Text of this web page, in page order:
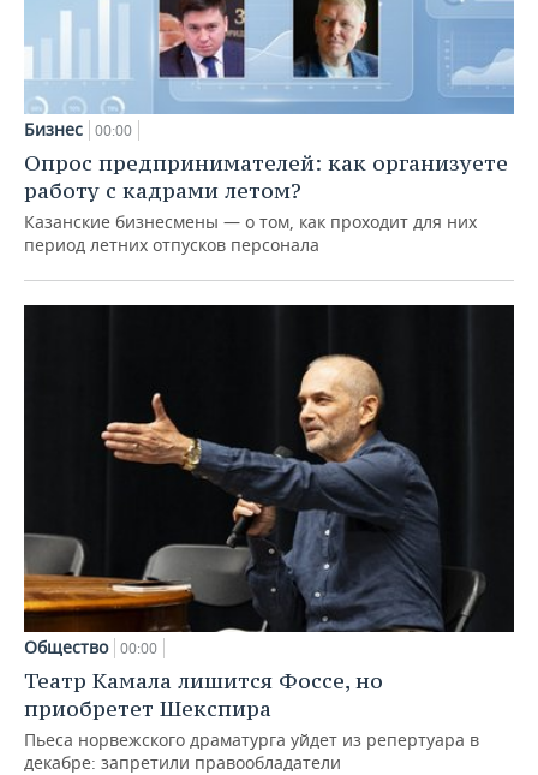
Бизнес 00:00
Опрос предпринимателей: как организуете
работу с кадрами летом?
Казанские бизнесмены — о том, как проходит для них
период летних отпусков персонала
Общество 00:00
Театр Камала лишится Фоссе, но
приобретет Шекспира
Пьеса норвежского драматурга уйдет из репертуара в
декабре: запретили правообладатели